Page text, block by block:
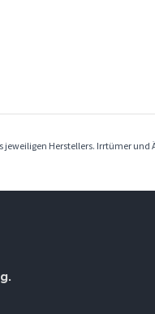
Herstellers. Irrtümer und